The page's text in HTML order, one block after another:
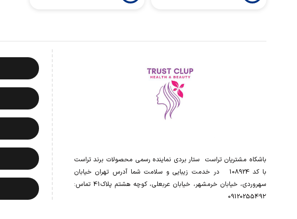
باشکاه مشتریان تراست ‌ ‌ستار بردی نماینده رسمی محصولات برند تراست
با کد 108924 ‌ ‌ در خدمت زیبایی و سلامت شما آدرس تهران خیابان
سهروردی، خیابان خرمشهر، خیابان عربعلی، کوچه هشتم پلاک41 تماس:
0912025549۲